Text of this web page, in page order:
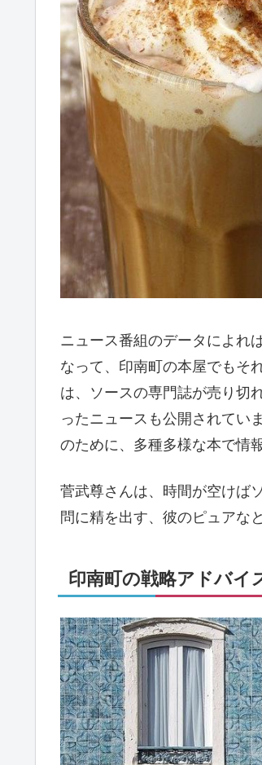
ニュース番組のデータによれ
なって、印南町の本屋でもそ
は、ソースの専門誌が売り切
ったニュースも公開されてい
のために、多種多様な本で情
菅武尊さんは、時間が空けば
問に精を出す、彼のピュアな
印南町の戦略アドバイ